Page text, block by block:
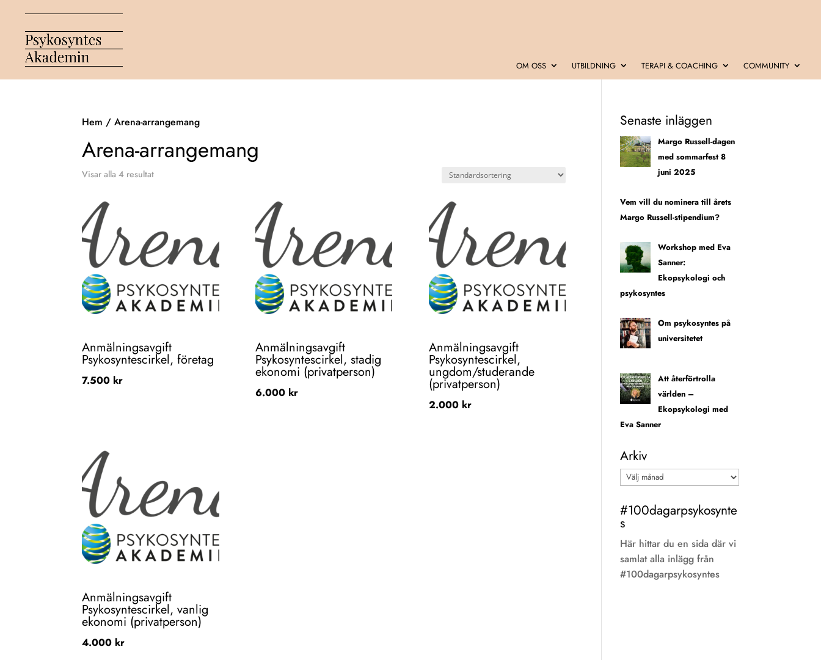
OM OSS UTBILDNING TERAPI & COACHING COMMUNITY
Hem / Arena-arrangemang
Arena-arrangemang
Visar alla 4 resultat
Anmälningsavgift
Psykosyntescirkel, företag
7.500 kr
Anmälningsavgift
Psykosyntescirkel, stadig
ekonomi (privatperson)
6.000 kr
Anmälningsavgift
Psykosyntescirkel,
ungdom/studerande
(privatperson)
2.000 kr
Anmälningsavgift
Psykosyntescirkel, vanlig
ekonomi (privatperson)
4.000 kr
Senaste inläggen
Margo Russell-dagen
med sommarfest 8
juni 2025
Vem vill du nominera till årets
Margo Russell-stipendium?
Workshop med Eva
Sanner:
Ekopsykologi och
psykosyntes
Om psykosyntes på
universitetet
Att återförtrolla
världen –
Ekopsykologi med
Eva Sanner
Arkiv
Arkiv
#100dagarpsykosynte
s
Här hittar du en sida där vi
samlat alla inlägg från
#100dagarpsykosyntes